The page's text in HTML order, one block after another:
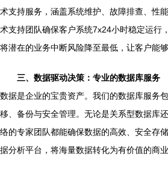
术支持服务，涵盖系统维护、故障排查、性
术支持团队确保客户系统7x24小时稳定运行
将潜在的业务中断风险降至最低，让客户能
三、数据驱动决策：专业的数据库服务
数据是企业的宝贵资产。我们的数据库服务
移、备份与安全管理。无论是关系型数据库
络的专家团队都能确保数据的高效、安全存
据分析平台，将海量数据转化为有价值的商业